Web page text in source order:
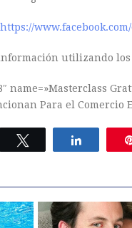
https://
utilizando los
name=»Masterclass
Para el Comercio
Twittear